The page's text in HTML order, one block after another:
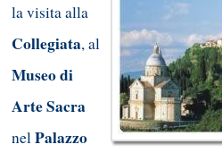
la visita alla
Collegiata, al
Museo di
Arte Sacra
nel Palazzo